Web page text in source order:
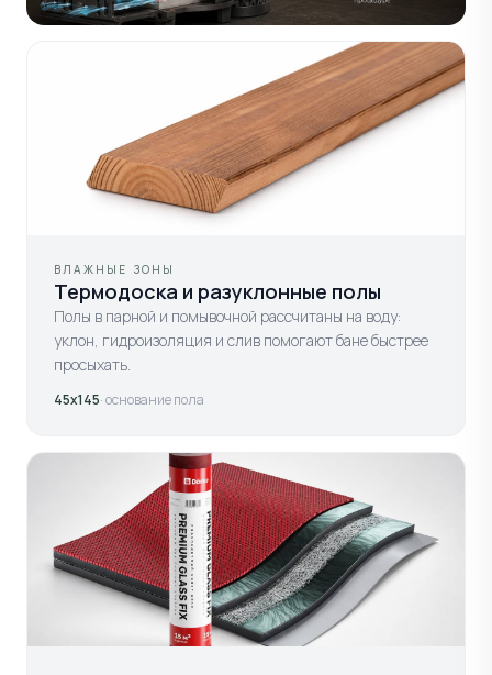
ВЛАЖНЫЕ ЗОНЫ
Термодоска и разуклонные полы
Полы в парной и помывочной рассчитаны на воду:
уклон, гидроизоляция и слив помогают бане быстрее
просыхать.
45х145· основание пола